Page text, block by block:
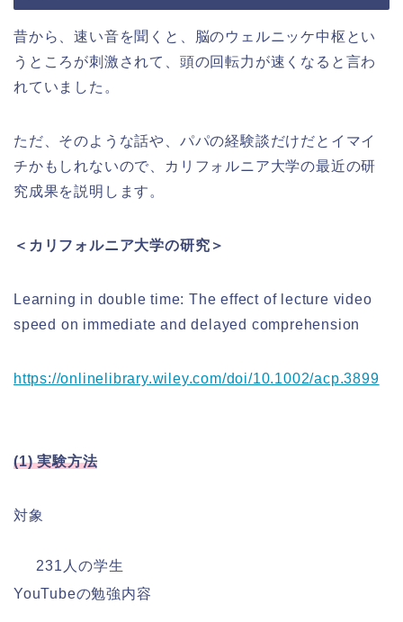
昔から、速い音を聞くと、脳のウェルニッケ中枢とい
うところが刺激されて、頭の回転力が速くなると言わ
れていました。
ただ、そのような話や、パパの経験談だけだとイマイ
チかもしれないので、カリフォルニア大学の最近の研
究成果を説明します。
＜カリフォルニア大学の研究＞
Learning in double time: The effect of lecture video
speed on immediate and delayed comprehension
https://onlinelibrary.wiley.com/doi/10.1002/acp.3899
(1) 実験方法
対象
231人の学生
YouTubeの勉強内容